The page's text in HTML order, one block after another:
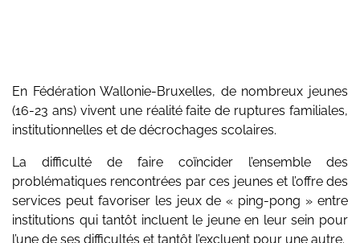
En Fédération Wallonie-Bruxelles, de nombreux jeunes
(16-23 ans) vivent une réalité faite de ruptures familiales,
institutionnelles et de décrochages scolaires.
La difficulté de faire coïncider l’ensemble des
problématiques rencontrées par ces jeunes et l’offre des
services peut favoriser les jeux de « ping-pong » entre
institutions qui tantôt incluent le jeune en leur sein pour
l’une de ses difficultés et tantôt l’excluent pour une autre.